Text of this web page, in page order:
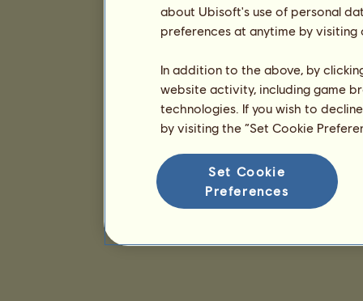
about Ubisoft's use of personal
preferences at anytime by
In addition to the above, by
website activity, including game
technologies. If you wish to
by visiting the “Set Cookie
Set Cookie
Preferences